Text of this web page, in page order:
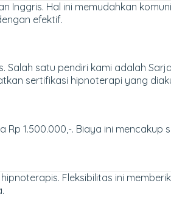
Hal ini memudahkan
efektif.
satu pendiri kami adalah
sertifikasi hipnoterapi yang
1.500.000,-. Biaya ini mencakup
Fleksibilitas ini